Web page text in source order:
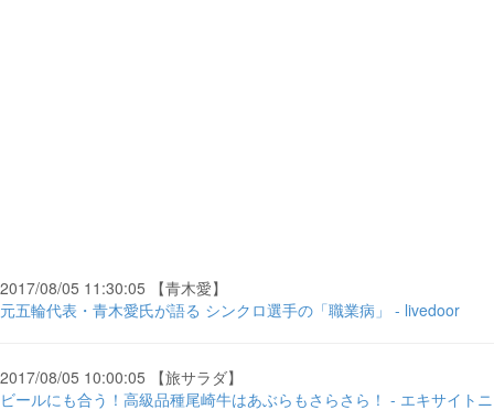
2017/08/05 11:30:05 【青木愛】
元五輪代表・青木愛氏が語る シンクロ選手の「職業病」 - livedoor
2017/08/05 10:00:05 【旅サラダ】
ビールにも合う！高級品種尾崎牛はあぶらもさらさら！ - エキサイトニ